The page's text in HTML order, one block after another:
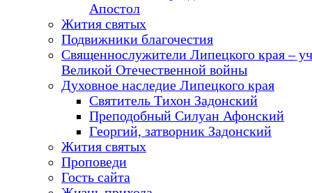
Апостол
Жития святых
Подвижники благочестия
Священнослужители Липецкого края –
Великой Отечественной войны
Духовное наследие Липецкого края
Святитель Тихон Задонский
Преподобный Силуан Афонский
Георгий, затворник Задонский
Жития святых
Проповеди
Гость сайта